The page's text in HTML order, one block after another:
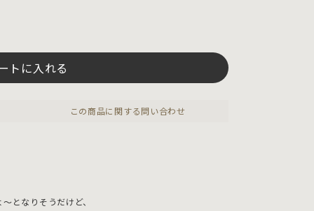
トに入れる
この商品に関する問い合わせ
となりそうだけど、